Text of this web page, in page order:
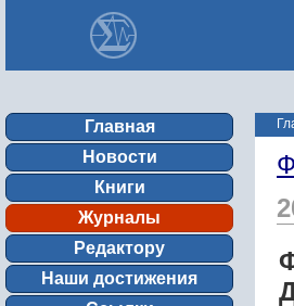
Главная
Новости
Книги
Журналы
Редактору
Наши достижения